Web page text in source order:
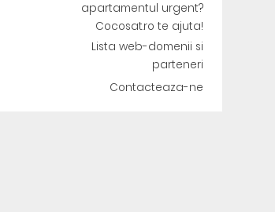
apartamentul urgent?
Cocosat.ro te ajuta!
Lista web-domenii si
parteneri
Contacteaza-ne